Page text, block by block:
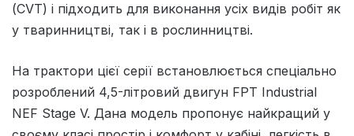
(CVT) і підходить для виконання усіх видів робіт як
у тваринництві, так і в рослинництві.
На трактори цієї серії встановлюється спеціально
розроблений 4,5-літровий двигун FPT Industrial
NEF Stage V. Дана модель пропонує найкращий у